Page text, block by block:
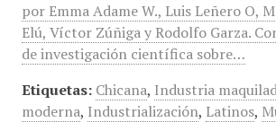
por Emma Adame W., Luis Leñero O,
Elú, Víctor Zúñiga y Rodolfo Garza.
de investigación científica sobre…
Etiquetas: Chicana, Industria
moderna, Industrialización, Latinos,